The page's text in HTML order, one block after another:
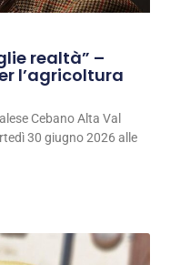
realtà” –
l’agricoltura
Cebano Alta Val
30 giugno 2026 alle